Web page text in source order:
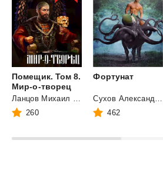
Помещик. Том 8.
Мир-о-творец
260
Фортунат
462